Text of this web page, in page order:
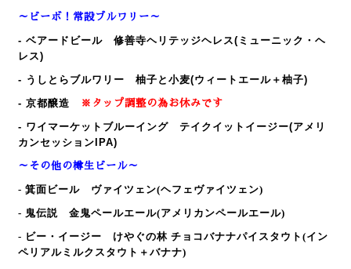
～ビーボ！常設ブルワリー～
- ベアードビール 修善寺ヘリテッジヘレス(ミューニック・ヘ
レス)
- うしとらブルワリー 柚子と小麦(ウィートエール＋柚子)
- 京都醸造
※タップ調整の為お休みです
- ワイマーケットブルーイング テイクイットイージー(アメリ
カンセッションIPA)
～その他の樽生ビール～
- 箕面ビール ヴァイツェン(ヘフェヴァイツェン)
- 鬼伝説 金鬼ペールエール(アメリカンペールエール)
- ビー・イージー けやぐの林 チョコバナナパイスタウト (イン
ペリアルミルクスタウト＋バナナ)